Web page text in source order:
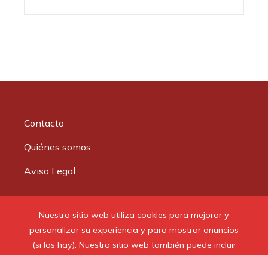
Nuestro sitio web utiliza cookies para mejorar y
personalizar su experiencia y para mostrar anuncios
(si los hay). Nuestro sitio web también puede incluir
Contacto
Quiénes somos
Aviso Legal